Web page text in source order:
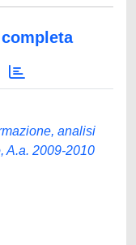
analisi
A.a. 2009-2010